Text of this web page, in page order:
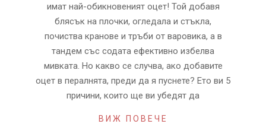
имат най-обикновеният оцет! Той добавя
блясък на плочки, огледала и стъкла,
почиства кранове и тръби от варовика, а в
тандем със содата ефективно избелва
мивката. Но какво се случва, ако добавите
оцет в пералнята, преди да я пуснете? Ето ви 5
причини, които ще ви убедят да
ВИЖ ПОВЕЧЕ